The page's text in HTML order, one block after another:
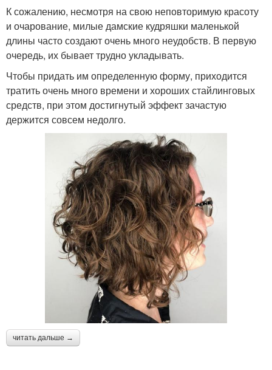
К сожалению, несмотря на свою неповторимую красоту
и очарование, милые дамские кудряшки маленькой
длины часто создают очень много неудобств. В первую
очередь, их бывает трудно укладывать.
Чтобы придать им определенную форму, приходится
тратить очень много времени и хороших стайлинговых
средств, при этом достигнутый эффект зачастую
держится совсем недолго.
читать дальше →